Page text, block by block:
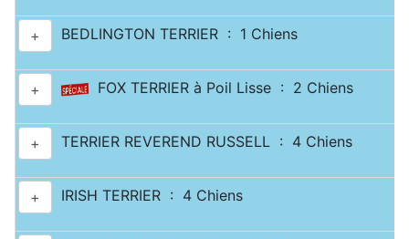
+ BEDLINGTON TERRIER : 1 Chiens
+ FOX TERRIER à Poil Lisse : 2 Chiens
+ TERRIER REVEREND RUSSELL : 4 Chiens
+ IRISH TERRIER : 4 Chiens